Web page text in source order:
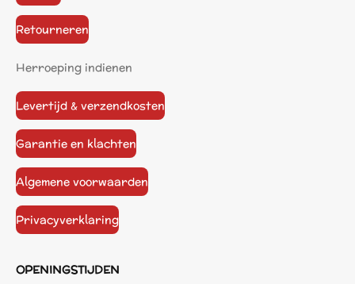
Retourneren
Herroeping indienen
Levertijd & verzendkosten
Garantie en klachten
Algemene voorwaarden
Privacyverklaring
OPENINGSTIJDEN